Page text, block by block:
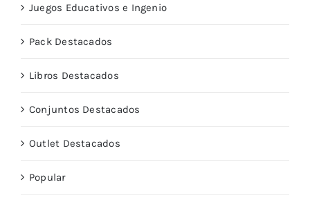
Juegos Educativos e Ingenio
Pack Destacados
Libros Destacados
Conjuntos Destacados
Outlet Destacados
Popular